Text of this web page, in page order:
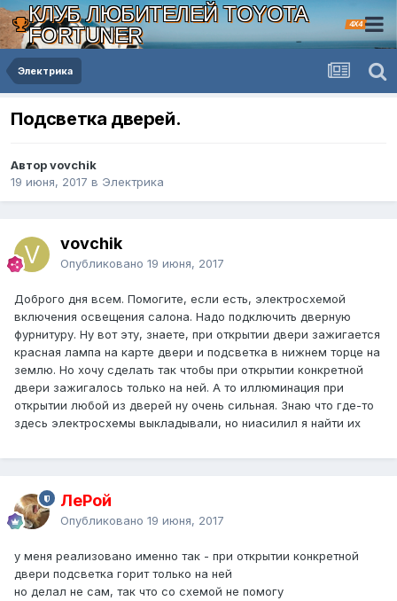
КЛУБ ЛЮБИТЕЛЕЙ TOYOTA
FORTUNER
4X4
Электрика
Подсветка дверей.
Автор vovchik
19 июня, 2017 в Электрика
vovchik
Опубликовано 19 июня, 2017
Доброго дня всем. Помогите, если есть, электросхемой
включения освещения салона. Надо подключить дверную
фурнитуру. Ну вот эту, знаете, при открытии двери зажигается
красная лампа на карте двери и подсветка в нижнем торце на
землю. Но хочу сделать так чтобы при открытии конкретной
двери зажигалось только на ней. А то иллюминация при
открытии любой из дверей ну очень сильная. Знаю что где-то
здесь электросхемы выкладывали, но ниасилил я найти их
ЛеРой
Опубликовано 19 июня, 2017
у меня реализовано именно так - при открытии конкретной
двери подсветка горит только на ней
но делал не сам, так что со схемой не помогу